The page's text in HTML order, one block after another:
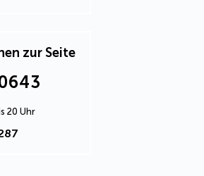
zur Seite
20 Uhr